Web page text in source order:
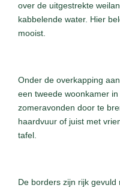
over de uitgestrekte
kabbelende water. Hier
mooist.
Onder de overkapping
een tweede woonkamer
zomeravonden door te
haardvuur of juist met
tafel.
De borders zijn rijk gevuld